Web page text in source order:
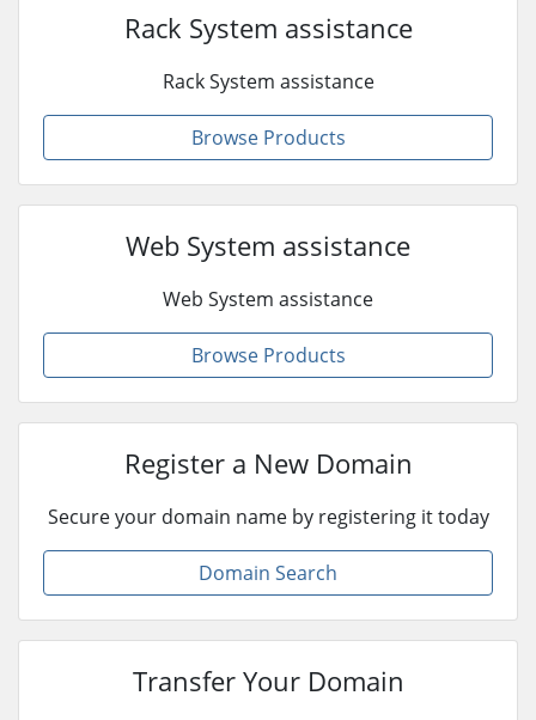
Rack System assistance
Rack System assistance
Browse Products
Web System assistance
Web System assistance
Browse Products
Register a New Domain
Secure your domain name by registering it today
Domain Search
Transfer Your Domain